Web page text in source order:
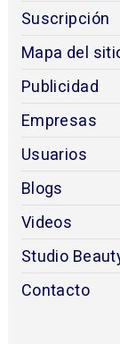
Suscripción
Mapa del
Publicidad
Empresas
Usuarios
Blogs
Videos
Studio
Contacto